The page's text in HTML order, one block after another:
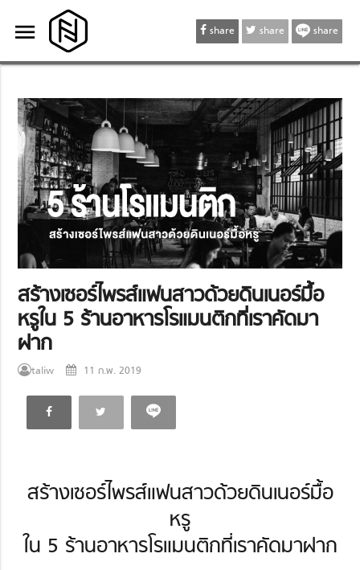
menu
menu share share share
สร้างเซอร์ไพรส์แฟนสาวด้วยดินเนอร์มื้อ
หรูใน 5 ร้านอาหารโรแมนติกที่เราคัดมา
ฝาก
taliw 11 ก.พ. 2019
สร้างเซอร์ไพรส์แฟนสาวด้วยดินเนอร์มื้อ
หรู
ใน 5 ร้านอาหารโรแมนติกที่เราคัดมาฝาก